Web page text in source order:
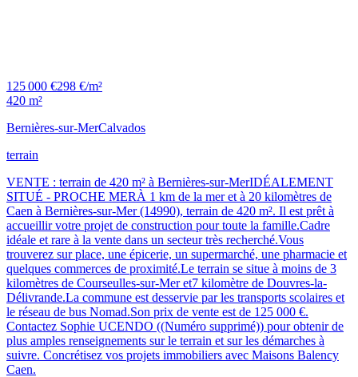
125 000 €298 €/m²
420 m²
Bernières-sur-MerCalvados
terrain
VENTE : terrain de 420 m² à Bernières-sur-MerIDÉALEMENT
SITUÉ - PROCHE MERÀ 1 km de la mer et à 20 kilomètres de
Caen à Bernières-sur-Mer (14990), terrain de 420 m². Il est prêt à
accueillir votre projet de construction pour toute la famille.Cadre
idéale et rare à la vente dans un secteur très recherché.Vous
trouverez sur place, une épicerie, un supermarché, une pharmacie et
quelques commerces de proximité.Le terrain se situe à moins de 3
kilomètres de Courseulles-sur-Mer et7 kilomètre de Douvres-la-
Délivrande.La commune est desservie par les transports scolaires et
le réseau de bus Nomad.Son prix de vente est de 125 000 €.
Contactez Sophie UCENDO ((Numéro supprimé)) pour obtenir de
plus amples renseignements sur le terrain et sur les démarches à
suivre. Concrétisez vos projets immobiliers avec Maisons Balency
Caen.